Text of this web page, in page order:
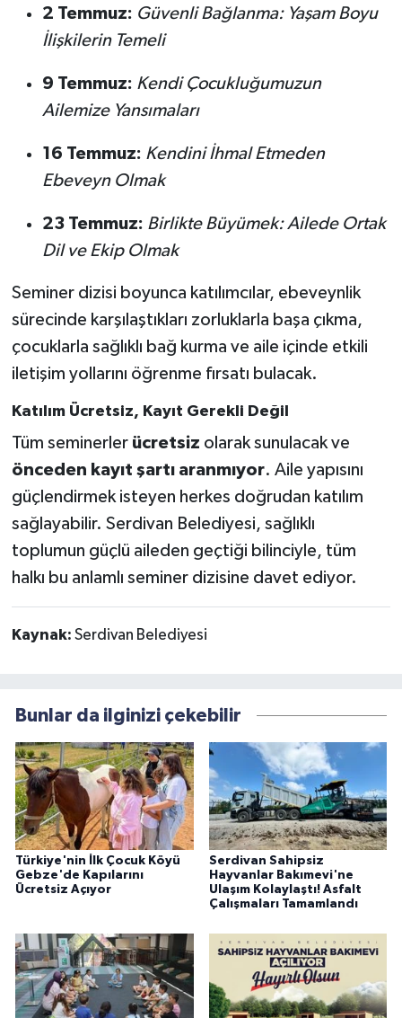
2 Temmuz: Güvenli Bağlanma: Yaşam Boyu
İlişkilerin Temeli
9 Temmuz: Kendi Çocukluğumuzun
Ailemize Yansımaları
16 Temmuz: Kendini İhmal Etmeden
Ebeveyn Olmak
23 Temmuz: Birlikte Büyümek: Ailede Ortak
Dil ve Ekip Olmak
Seminer dizisi boyunca katılımcılar, ebeveynlik
sürecinde karşılaştıkları zorluklarla başa çıkma,
çocuklarla sağlıklı bağ kurma ve aile içinde etkili
iletişim yollarını öğrenme fırsatı bulacak.
Katılım Ücretsiz, Kayıt Gerekli Değil
Tüm seminerler ücretsiz olarak sunulacak ve
önceden kayıt şartı aranmıyor. Aile yapısını
güçlendirmek isteyen herkes doğrudan katılım
sağlayabilir. Serdivan Belediyesi, sağlıklı
toplumun güçlü aileden geçtiği bilinciyle, tüm
halkı bu anlamlı seminer dizisine davet ediyor.
Kaynak: Serdivan Belediyesi
Bunlar da ilginizi çekebilir
Türkiye'nin İlk Çocuk Köyü
Gebze'de Kapılarını
Ücretsiz Açıyor
Serdivan Sahipsiz
Hayvanlar Bakımevi'ne
Ulaşım Kolaylaştı! Asfalt
Çalışmaları Tamamlandı